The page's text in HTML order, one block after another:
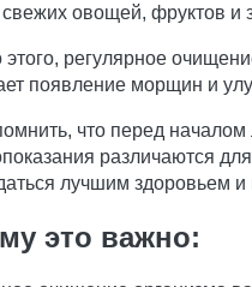
овощей, фруктов и
регулярное
появление морщин и
что перед началом
различаются
лучшим здоровьем и
это важно: